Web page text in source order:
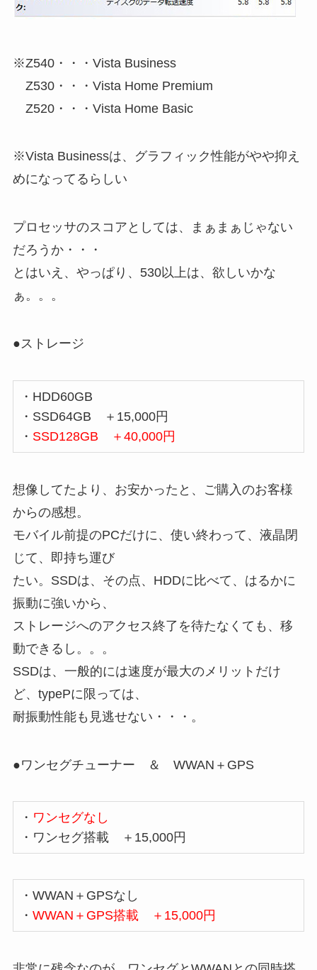
※Z540・・・Vista Business
Z530・・・Vista Home Premium
Z520・・・Vista Home Basic
※Vista Businessは、グラフィック性能がやや抑え
めになってるらしい
プロセッサのスコアとしては、まぁまぁじゃない
だろうか・・・
とはいえ、やっぱり、530以上は、欲しいかな
ぁ。。。
●ストレージ
・HDD60GB
・SSD64GB ＋15,000円
・ SSD128GB ＋40,000円
想像してたより、お安かったと、ご購入のお客様
からの感想。
モバイル前提のPCだけに、使い終わって、液晶閉
じて、即持ち運び
たい。SSDは、その点、HDDに比べて、はるかに
振動に強いから、
ストレージへのアクセス終了を待たなくても、移
動できるし。。。
SSDは、一般的には速度が最大のメリットだけ
ど、typePに限っては、
耐振動性能も見逃せない・・・。
●ワンセグチューナー ＆ WWAN＋GPS
・ ワンセグなし
・ワンセグ搭載 ＋15,000円
・WWAN＋GPSなし
・ WWAN＋GPS搭載 ＋15,000円